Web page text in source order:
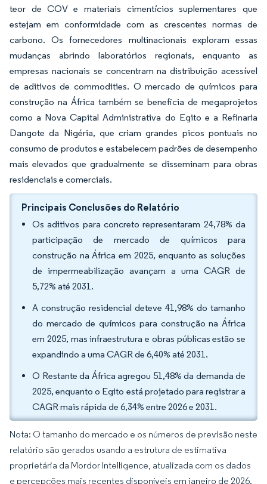
teor de COV e materiais cimentícios suplementares que
estejam em conformidade com as crescentes normas de
carbono. Os fornecedores multinacionais exploram essas
mudanças abrindo laboratórios regionais, enquanto as
empresas nacionais se concentram na distribuição acessível
de aditivos de commodities. O mercado de químicos para
construção na África também se beneficia de megaprojetos
como a Nova Capital Administrativa do Egito e a Refinaria
Dangote da Nigéria, que criam grandes picos pontuais no
consumo de produtos e estabelecem padrões de desempenho
mais elevados que gradualmente se disseminam para obras
residenciais e comerciais.
Principais Conclusões do Relatório
Os aditivos para concreto representaram 24,78% da
participação de mercado de químicos para
construção na África em 2025, enquanto as soluções
de impermeabilização avançam a uma CAGR de
5,72% até 2031.
A construção residencial deteve 41,98% do tamanho
do mercado de químicos para construção na África
em 2025, mas infraestrutura e obras públicas estão se
expandindo a uma CAGR de 6,40% até 2031.
O Restante da África agregou 51,48% da demanda de
2025, enquanto o Egito está projetado para registrar a
CAGR mais rápida de 6,34% entre 2026 e 2031.
Nota: O tamanho do mercado e os números de previsão neste
relatório são gerados usando a estrutura de estimativa
proprietária da Mordor Intelligence, atualizada com os dados
e percepções mais recentes disponíveis em janeiro de 2026.